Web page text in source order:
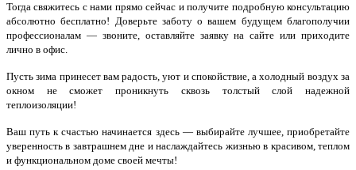
Тогда свяжитесь с нами прямо сейчас и получите подробную консультацию
абсолютно бесплатно! Доверьте заботу о вашем будущем благополучии
профессионалам — звоните, оставляйте заявку на сайте или приходите
лично в офис.
Пусть зима принесет вам радость, уют и спокойствие, а холодный воздух за
окном не сможет проникнуть сквозь толстый слой надежной
теплоизоляции!
Ваш путь к счастью начинается здесь — выбирайте лучшее, приобретайте
уверенность в завтрашнем дне и наслаждайтесь жизнью в красивом, теплом
и функциональном доме своей мечты!